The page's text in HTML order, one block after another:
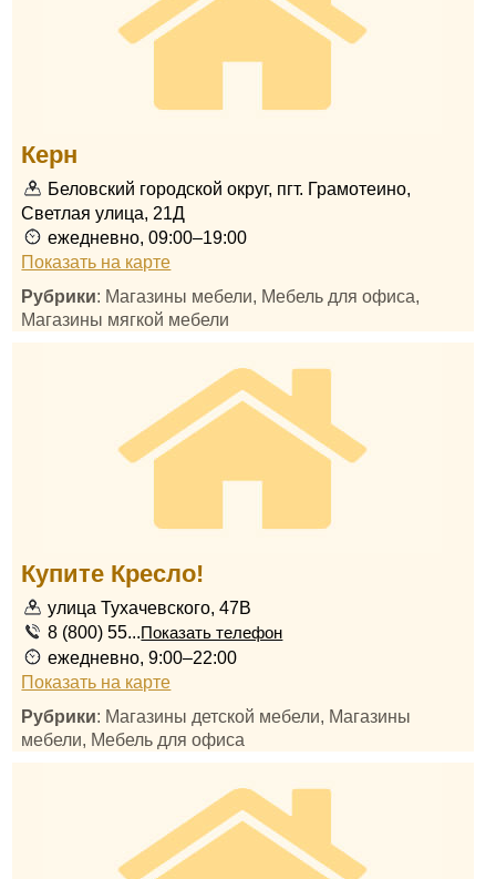
Керн
Беловский городской округ, пгт. Грамотеино,
Светлая улица, 21Д
ежедневно, 09:00–19:00
Показать на карте
Рубрики: Магазины мебели, Мебель для офиса,
Магазины мягкой мебели
Купите Кресло!
улица Тухачевского, 47В
8 (800) 55...Показать телефон
ежедневно, 9:00–22:00
Показать на карте
Рубрики: Магазины детской мебели, Магазины
мебели, Мебель для офиса